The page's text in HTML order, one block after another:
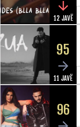
12 JAVË
95
11 JAVË
96